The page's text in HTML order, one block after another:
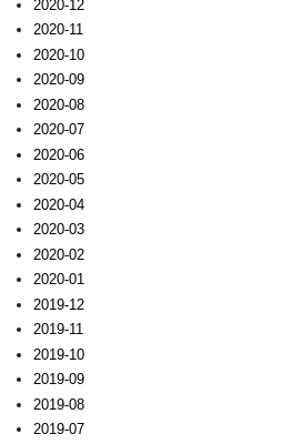
2020-12
2020-11
2020-10
2020-09
2020-08
2020-07
2020-06
2020-05
2020-04
2020-03
2020-02
2020-01
2019-12
2019-11
2019-10
2019-09
2019-08
2019-07